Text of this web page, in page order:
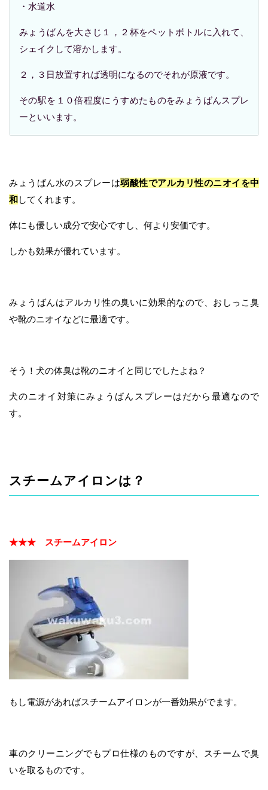
・水道水
みょうばんを大さじ１，２杯をペットボトルに入れて、
シェイクして溶かします。
２，３日放置すれば透明になるのでそれが原液です。
その駅を１０倍程度にうすめたものをみょうばんスプレ
ーといいます。
みょうばん水のスプレーは弱酸性でアルカリ性のニオイを中
和してくれます。
体にも優しい成分で安心ですし、何より安価です。
しかも効果が優れています。
みょうばんはアルカリ性の臭いに効果的なので、おしっこ臭
や靴のニオイなどに最適です。
そう！犬の体臭は靴のニオイと同じでしたよね？
犬のニオイ対策にみょうばんスプレーはだから最適なので
す。
スチームアイロンは？
★★★ スチームアイロン
もし電源があればスチームアイロンが一番効果がでます。
車のクリーニングでもプロ仕様のものですが、スチームで臭
いを取るものです。